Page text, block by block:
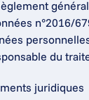
n°2016/
du
juridiques